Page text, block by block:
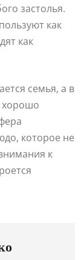
застолья.
как
как
семья, а в
хорошо
которое не
к